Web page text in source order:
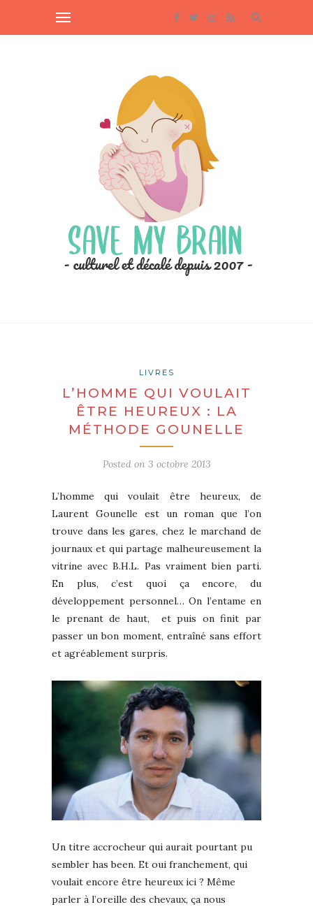
LIVRES
L’HOMME QUI VOULAIT
ÊTRE HEUREUX : LA
MÉTHODE GOUNELLE
Posted on 3 octobre 2013
L’homme qui voulait être heureux, de
Laurent Gounelle est un roman que l’on
trouve dans les gares, chez le marchand de
journaux et qui partage malheureusement la
vitrine avec B.H.L. Pas vraiment bien parti.
En plus, c’est quoi ça encore, du
développement personnel… On l’entame en
le prenant de haut, et puis on finit par
passer un bon moment, entraîné sans effort
et agréablement surpris.
Un titre accrocheur qui aurait pourtant pu
sembler has been. Et oui franchement, qui
voulait encore être heureux ici ? Même
parler à l’oreille des chevaux, ça nous